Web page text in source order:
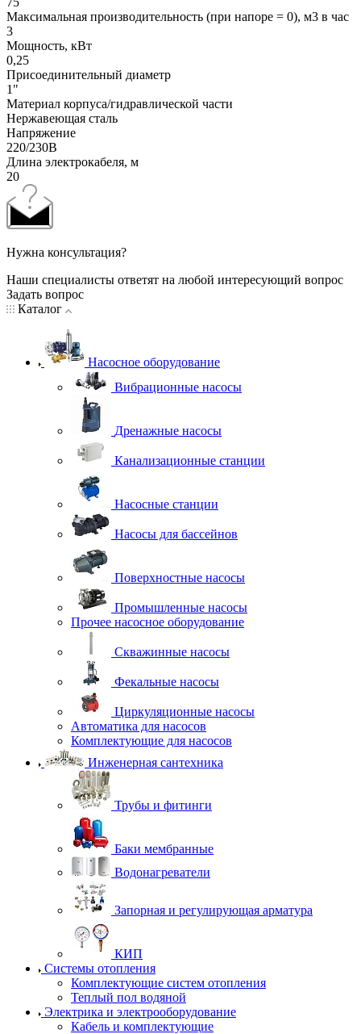
Максимальная производительность (при напоре = 0), м3 в час
3
Мощность, кВт
0,25
Присоединительный диаметр
1"
Материал корпуса/гидравлической части
Нержавеющая сталь
Напряжение
220/230В
Длина электрокабеля, м
20
Нужна консультация?
Наши специалисты ответят на любой интересующий вопрос
Задать вопрос
Каталог
Насосное оборудование
Вибрационные насосы
Дренажные насосы
Канализационные станции
Насосные станции
Насосы для бассейнов
Поверхностные насосы
Промышленные насосы
Прочее насосное оборудование
Скважинные насосы
Фекальные насосы
Циркуляционные насосы
Автоматика для насосов
Комплектующие для насосов
Инженерная сантехника
Трубы и фитинги
Баки мембранные
Водонагреватели
Запорная и регулирующая арматура
КИП
Системы отопления
Комплектующие систем отопления
Теплый пол водяной
Электрика и электрооборудование
Кабель и комплектующие